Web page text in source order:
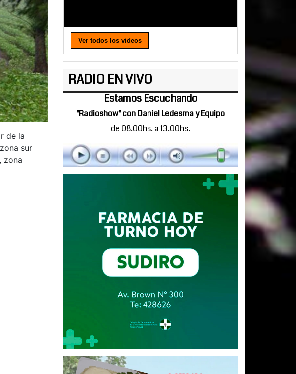
de la
sur
zona
Ver todos los videos
RADIO EN VIVO
Estamos Escuchando
"Radioshow" con Daniel Ledesma y Equipo
de 08.00hs. a 13.00hs.